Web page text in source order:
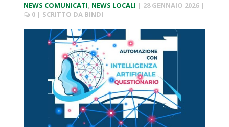
NEWS COMUNICATI, NEWS LOCALI | 28 GENNAIO 2026 |
0 | SCRITTO DA BINDI